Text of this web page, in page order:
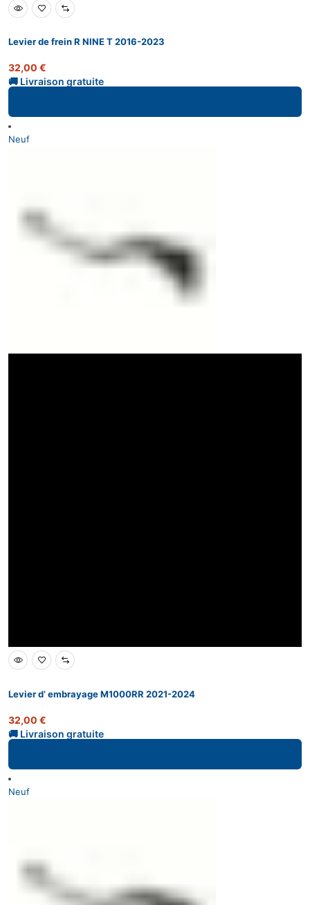
Levier de frein R NINE T 2016-2023
32,00 €
Neuf
Levier d’ embrayage M1000RR 2021-2024
32,00 €
Neuf